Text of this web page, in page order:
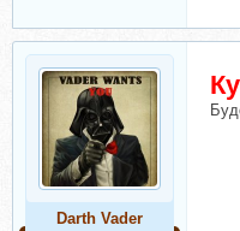
Darth Vader